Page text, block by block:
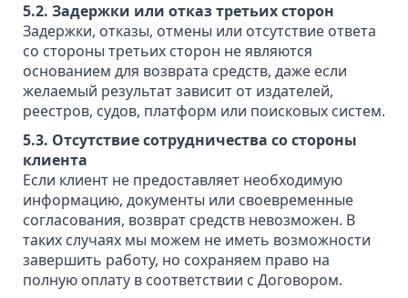
5.2. Задержки или отказ третьих сторон
Задержки, отказы, отмены или отсутствие ответа
со стороны третьих сторон не являются
основанием для возврата средств, даже если
желаемый результат зависит от издателей,
реестров, судов, платформ или поисковых систем.
5.3. Отсутствие сотрудничества со стороны
клиента
Если клиент не предоставляет необходимую
информацию, документы или своевременные
согласования, возврат средств невозможен. В
таких случаях мы можем не иметь возможности
завершить работу, но сохраняем право на
полную оплату в соответствии с Договором.